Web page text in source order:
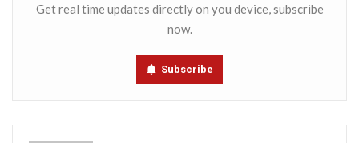
Get real time updates directly on you device, subscribe
now.
Subscribe